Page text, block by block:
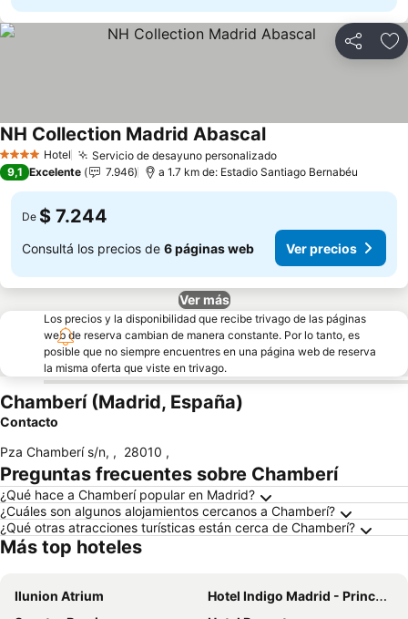
Compartir
4 EstrellasHotel Servicio de desayuno personalizado
NH Collection Madrid Abascal
9,1 Excelente 7.946 a 1.7 km de: Estadio Santiago Bernabéu
De $ 7.244
Consultá los precios de 6 páginas web Ver precios
Ver más
Los precios y la disponibilidad que recibe trivago de las páginas
web de reserva cambian de manera constante. Por lo tanto, es
posible que no siempre encuentres en una página web de reserva
la misma oferta que viste en trivago.
Chamberí (Madrid, España)
Contacto
Pza Chamberí s/n, , 28010 ,
Preguntas frecuentes sobre Chamberí
¿Qué hace a Chamberí popular en Madrid?
¿Cuáles son algunos alojamientos cercanos a Chamberí?
¿Qué otras atracciones turísticas están cerca de Chamberí?
Más top hoteles
Ilunion Atrium
Hotel Indigo Madrid - Princesa By Ihg